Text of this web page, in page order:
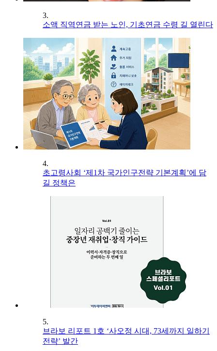
3.
소액 직역연금 받는 노인, 기초연금 수령 길 열린다
4.
초고령사회 ‘제1차 국가인구전략 기본계획’에 담
길 정책은
5.
브라보 리포트 1호 ‘사오정 시대, 73세까지 일하기
전략’ 발간